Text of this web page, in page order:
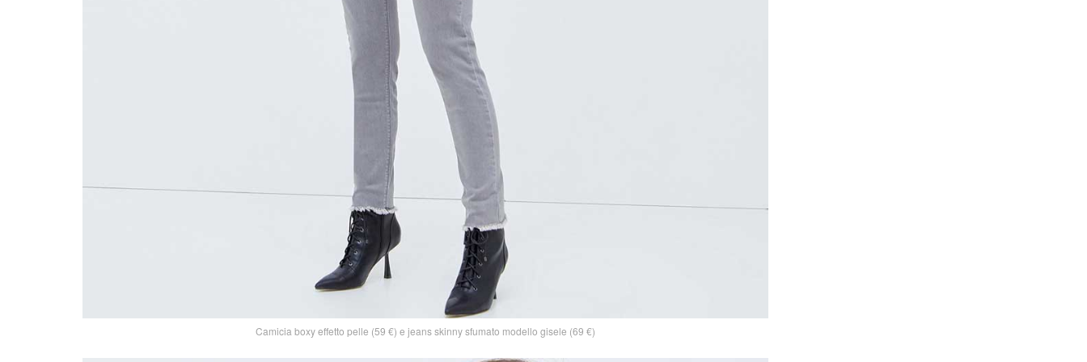
Camicia boxy effetto pelle (59 €) e jeans skinny sfumato modello gisele (69 €)